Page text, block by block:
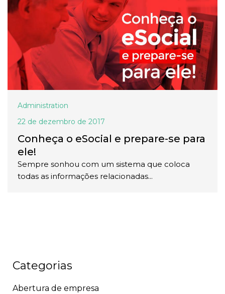
Administration
22 de dezembro de 2017
Conheça o eSocial e prepare-se para
ele!
Sempre sonhou com um sistema que coloca
todas as informações relacionadas...
Categorias
Abertura de empresa